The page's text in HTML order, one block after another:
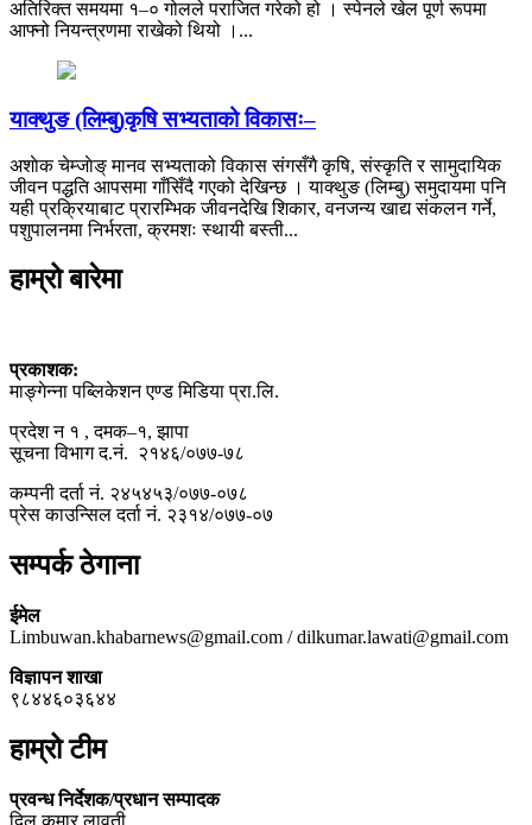
अतिरिक्त समयमा १–० गोलले पराजित गरेको हो । स्पेनले खेल पूर्ण रूपमा
आफ्नो नियन्त्रणमा राखेको थियो ।...
याक्थुङ (लिम्बु)कृषि सभ्यताको विकासः–
अशाेक चेम्जाेङ् मानव सभ्यताको विकास संगसँगै कृषि, संस्कृति र सामुदायिक
जीवन पद्धति आपसमा गाँसिँदै गएको देखिन्छ । याक्थुङ (लिम्बु) समुदायमा पनि
यही प्रक्रियाबाट प्रारम्भिक जीवनदेखि शिकार, वनजन्य खाद्य संकलन गर्ने,
पशुपालनमा निर्भरता, क्रमशः स्थायी बस्ती...
हाम्रो बारेमा
प्रकाशक:
माङ्गेन्ना पब्लिकेशन एण्ड मिडिया प्रा.लि.
प्रदेश न १ , दमक–१, झापा
सूचना विभाग द.नं. २१४६/०७७-७८
कम्पनी दर्ता नं. २४५४५३/०७७-०७८
प्रेस काउन्सिल दर्ता नं. २३१४/०७७-०७
सम्पर्क ठेगाना
ईमेल
Limbuwan.khabarnews@gmail.com / dilkumar.lawati@gmail.com
विज्ञापन शाखा
९८४४६०३६४४
हाम्रो टीम
प्रवन्ध निर्देशक/प्रधान सम्पादक
दिल कुमार लावती